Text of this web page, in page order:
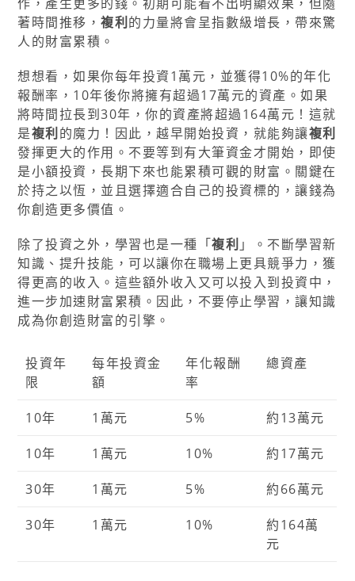
著時間推移，複利 的力量將會呈指數級增長，帶來驚
人的財富累積。
想想看，如果你每年投資1萬元，並獲得10%的年化
報酬率，10年後你將擁有超過17萬元的資產。如果
將時間拉長到30年，你的資產將超過164萬元！這就
是複利 的魔力！因此，越早開始投資，就能夠讓複利
發揮更大的作用。不要等到有大筆資金才開始，即使
是小額投資，長期下來也能累積可觀的財富。關鍵在
於持之以恆，並且選擇適合自己的投資標的，讓錢為
你創造更多價值。
除了投資之外，學習也是一種「複利 」。不斷學習新
知識、提升技能，可以讓你在職場上更具競爭力，獲
得更高的收入。這些額外收入又可以投入到投資中，
進一步加速財富累積。因此，不要停止學習，讓知識
成為你創造財富的引擎。
投資年
限
每年投資金
額
年化報酬
率
總資產
10年 1萬元 5% 約13萬元
10年 1萬元 10% 約17萬元
30年 1萬元 5% 約66萬元
30年 1萬元 10%
約164萬
元